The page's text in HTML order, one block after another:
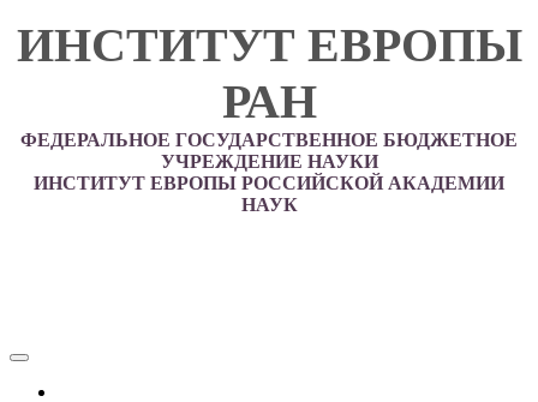
ИНСТИТУТ ЕВРОПЫ
РАН
ФЕДЕРАЛЬНОЕ ГОСУДАРСТВЕННОЕ БЮДЖЕТНОЕ
УЧРЕЖДЕНИЕ НАУКИ
ИНСТИТУТ ЕВРОПЫ РОССИЙСКОЙ АКАДЕМИИ
НАУК